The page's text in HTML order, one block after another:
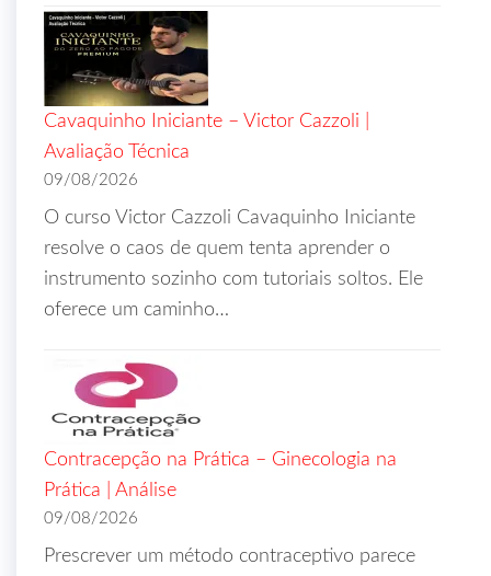
Cavaquinho Iniciante – Victor Cazzoli |
Avaliação Técnica
09/08/2026
O curso Victor Cazzoli Cavaquinho Iniciante
resolve o caos de quem tenta aprender o
instrumento sozinho com tutoriais soltos. Ele
oferece um caminho…
Contracepção na Prática – Ginecologia na
Prática | Análise
09/08/2026
Prescrever um método contraceptivo parece